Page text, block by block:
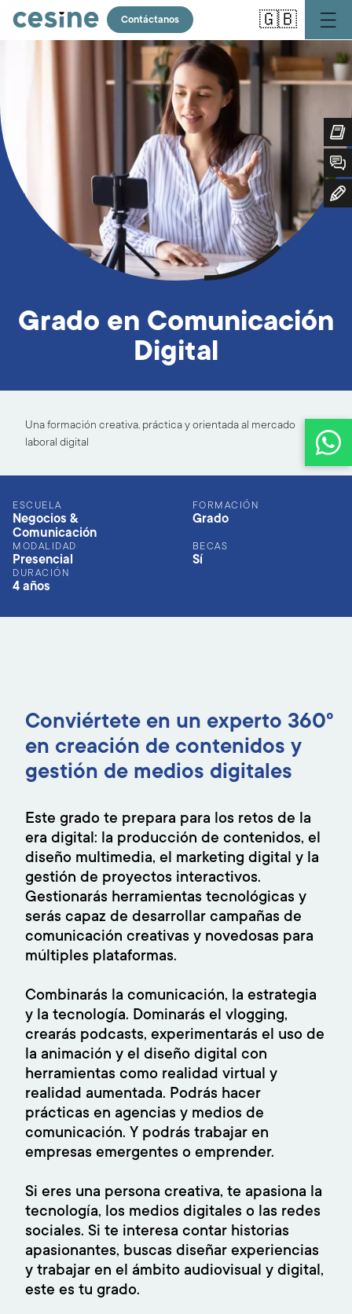
contenido
principal
Contáctanos 🇬🇧
Grado en Comunicación
Digital
Una formación creativa, práctica y orientada al mercado
laboral digital
ESCUELA
Negocios &
Comunicación
FORMACIÓN
Grado
MODALIDAD
Presencial
BECAS
Sí
DURACIÓN
4 años
Conviértete en un experto 360° ​
en creación de contenidos y
gestión de medios digitales​
Este grado te prepara para los retos de la
era digital: la producción de contenidos, el
diseño multimedia, el marketing digital y la
gestión de proyectos interactivos.
Gestionarás herramientas tecnológicas y
serás capaz de desarrollar campañas de
comunicación creativas y novedosas para
múltiples plataformas.
Combinarás la comunicación, la estrategia
y la tecnología. Dominarás el vlogging,
crearás podcasts, experimentarás el uso de
la animación y el diseño digital con
herramientas como realidad virtual y
realidad aumentada. Podrás hacer
prácticas en agencias y medios de
comunicación. Y podrás trabajar en
empresas emergentes o emprender.
Si eres una persona creativa, te apasiona la
tecnología, los medios digitales o las redes
sociales. Si te interesa contar historias
apasionantes, buscas diseñar experiencias
y trabajar en el ámbito audiovisual y digital,
este es tu grado.